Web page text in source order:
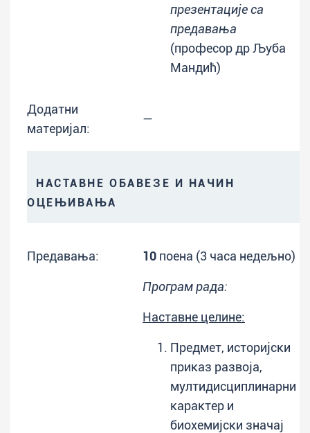
презентације са
предавања
(професор др Љуба
Мандић)
Додатни
материјал:
—
НАСТАВНЕ ОБАВЕЗЕ И НАЧИН
ОЦЕЊИВАЊА
Предавања: 10 поена (3 часа недељно)
Програм рада:
Наставне целине:
Предмет, историјски
приказ развоја,
мултидисциплинарни
карактер и
биохемијски значај